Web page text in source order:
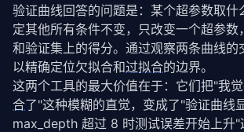
验证曲线回答的问题是：某个超参数取什
定其他所有条件不变，只改变一个超参数
和验证集上的得分。通过观察两条曲线的
以精确定位欠拟合和过拟合的边界。
这两个工具的最大价值在于：它们把"我
合了"这种模糊的直觉，变成了"验证曲线
max_depth 超过 8 时测试误差开始上升"